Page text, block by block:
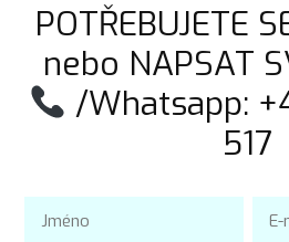
POTŘEBUJETE
nebo NAPSAT
/Whatsapp:
517